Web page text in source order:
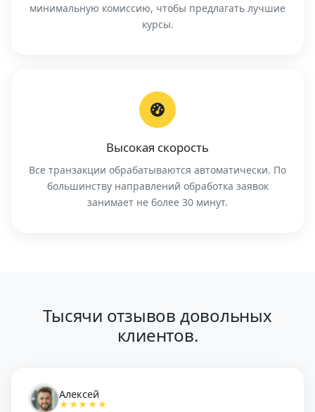
минимальную комиссию, чтобы предлагать лучшие
курсы.
Высокая скорость
Все транзакции обрабатываются автоматически. По
большинству направлений обработка заявок
занимает не более 30 минут.
Тысячи отзывов довольных
клиентов.
Алексей
★★★★★